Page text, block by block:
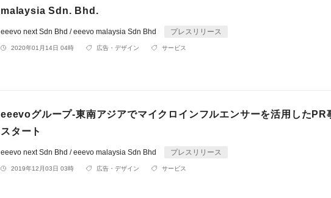
malaysia Sdn. Bhd.
eeevo next Sdn Bhd / eeevo malaysia Sdn Bhd プレスリリース
2020年01月14日 04時 広告・デザイン サービス
eeevoグループ-東南アジアでマイクロインフルエンサーを活用したPR
スタート
eeevo next Sdn Bhd / eeevo malaysia Sdn Bhd プレスリリース
2019年12月03日 03時 広告・デザイン サービス